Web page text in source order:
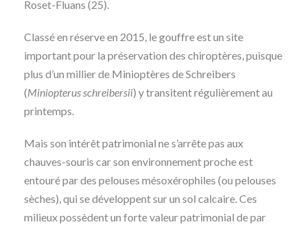
Roset-Fluans (25).
Classé en réserve en 2015, le gouffre est un site
important pour la préservation des chiroptères, puisque
plus d’un millier de Minioptères de Schreibers
(Miniopterus schreibersii) y transitent régulièrement au
printemps.
Mais son intérêt patrimonial ne s’arrête pas aux
chauves-souris car son environnement proche est
entouré par des pelouses mésoxérophiles (ou pelouses
sèches), qui se développent sur un sol calcaire. Ces
milieux possèdent un forte valeur patrimonial de par